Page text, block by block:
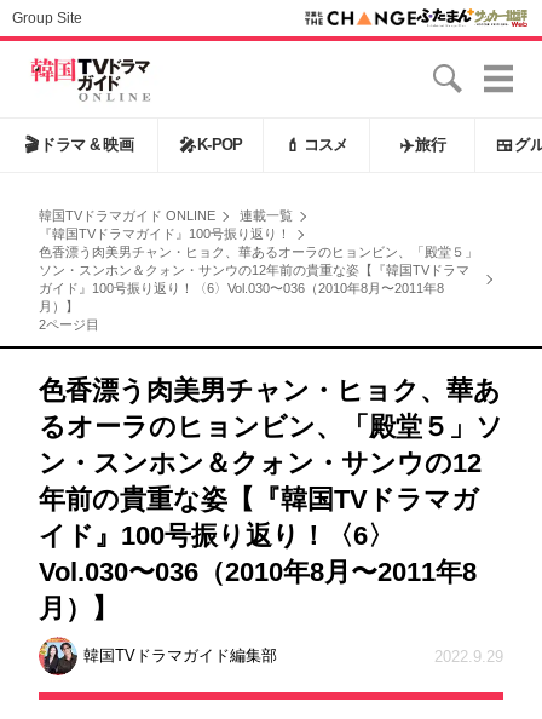
Group Site
🎬 ドラマ & 映画 🎤 K-POP 💄 コスメ ✈️旅行 🍱 グ
韓国TVドラマガイド ONLINE
連載一覧
『韓国TVドラマガイド』100号振り返り！
色香漂う肉美男チャン・ヒョク、華あるオーラのヒョンビン、「殿堂５」
ソン・スンホン＆クォン・サンウの12年前の貴重な姿【『韓国TVドラマ
ガイド』100号振り返り！〈6〉Vol.030〜036（2010年8月〜2011年8
月）】
2ページ目
色香漂う肉美男チャン・ヒョク、華あ
るオーラのヒョンビン、「殿堂５」ソ
ン・スンホン＆クォン・サンウの12
年前の貴重な姿【『韓国TVドラマガ
イド』100号振り返り！〈6〉
Vol.030〜036（2010年8月〜2011年8
月）】
韓国TVドラマガイド編集部 2022.9.29